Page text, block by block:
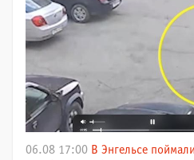
06.08 17:00 В Энгельсе